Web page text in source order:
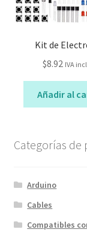
Kit de
$8.92 IVA
Añadir al
Categorías de
Arduino
Cables
Compatibles